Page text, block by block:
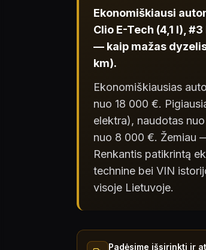
Ekonomiškiausi
Clio E-Tech (4,1 l),
— kaip mažas
km).
Ekonomiškiausias
nuo 18 000 €.
elektra), naudotas
nuo 8 000 €. Žemiau
Renkantis patikrintą
technine bei VIN
visoje Lietuvoje.
Padėsime išsirinkti ir